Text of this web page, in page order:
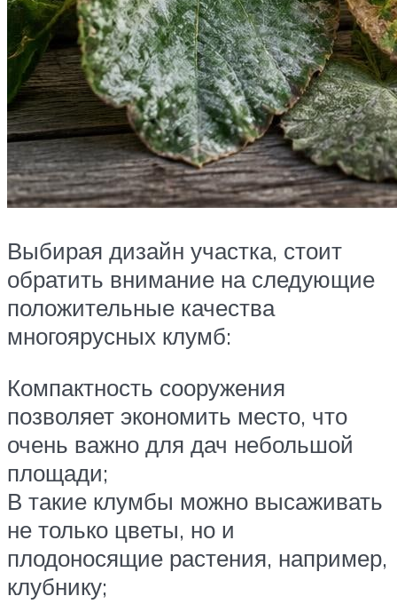
Выбирая дизайн участка, стоит
обратить внимание на следующие
положительные качества
многоярусных клумб:
Компактность сооружения
позволяет экономить место, что
очень важно для дач небольшой
площади;
В такие клумбы можно высаживать
не только цветы, но и
плодоносящие растения, например,
клубнику;